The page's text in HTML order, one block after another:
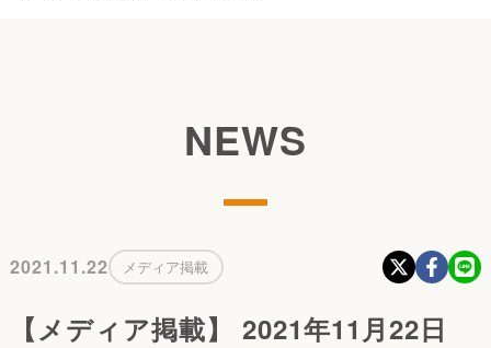
NEWS
2021.11.22 メディア掲載
【メディア掲載】 2021年11月22日